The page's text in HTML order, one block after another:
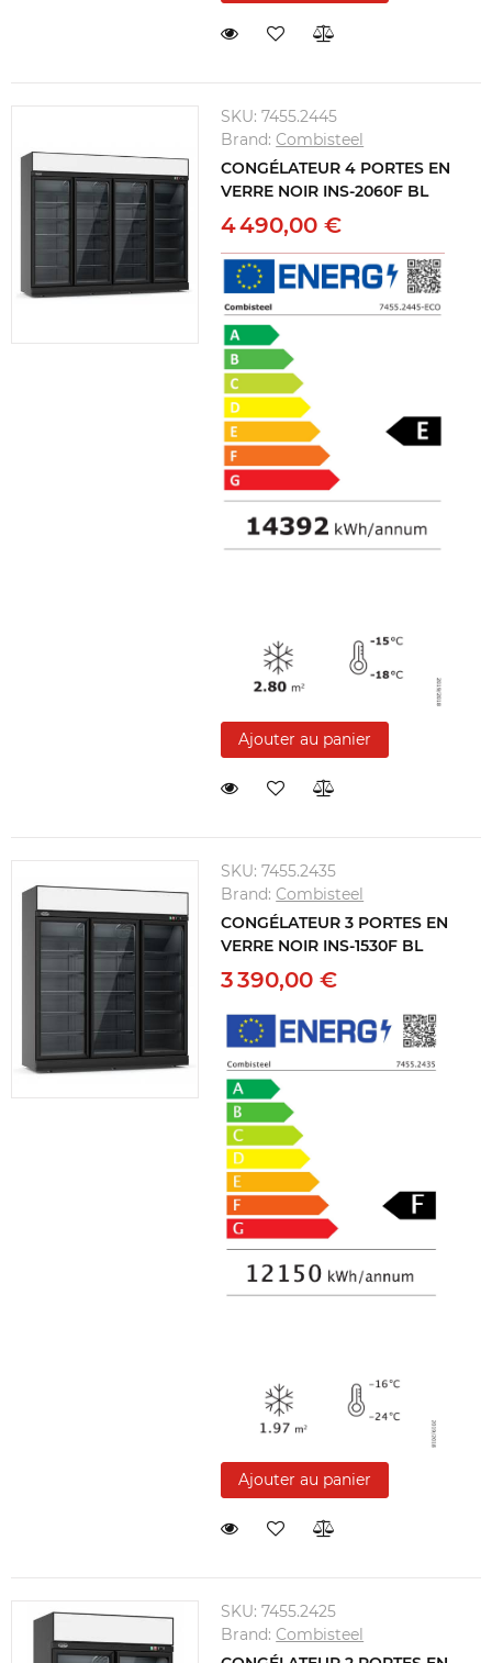
SKU:7455.2445
Brand:Combisteel
CONGÉLATEUR 4 PORTES EN
VERRE NOIR INS-2060F BL
4 490,00 €
Ajouter au panier
SKU:7455.2435
Brand:Combisteel
CONGÉLATEUR 3 PORTES EN
VERRE NOIR INS-1530F BL
3 390,00 €
Ajouter au panier
SKU:7455.2425
Brand:Combisteel